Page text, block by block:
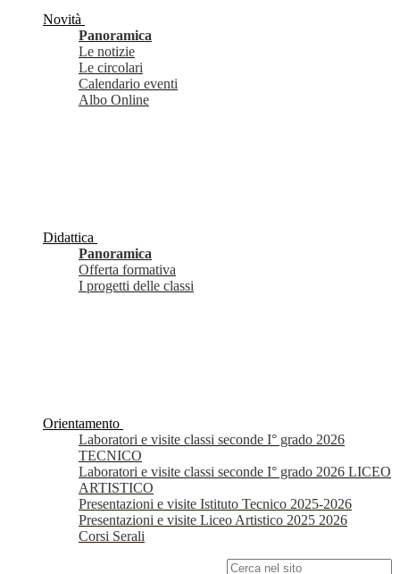
Novità
Panoramica
Le notizie
Le circolari
Calendario eventi
Albo Online
Didattica
Panoramica
Offerta formativa
I progetti delle classi
Orientamento
Laboratori e visite classi seconde I° grado 2026
TECNICO
Laboratori e visite classi seconde I° grado 2026 LICEO
ARTISTICO
Presentazioni e visite Istituto Tecnico 2025-2026
Presentazioni e visite Liceo Artistico 2025 2026
Corsi Serali